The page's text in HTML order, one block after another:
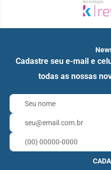
Cadastre seu e-mail e
todas as nossas